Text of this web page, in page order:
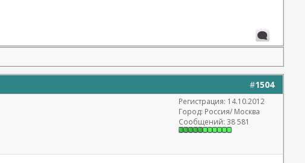
#1504
Регистрация: 14.10.2012
Город: Россия/ Москва
Сообщений: 38 581